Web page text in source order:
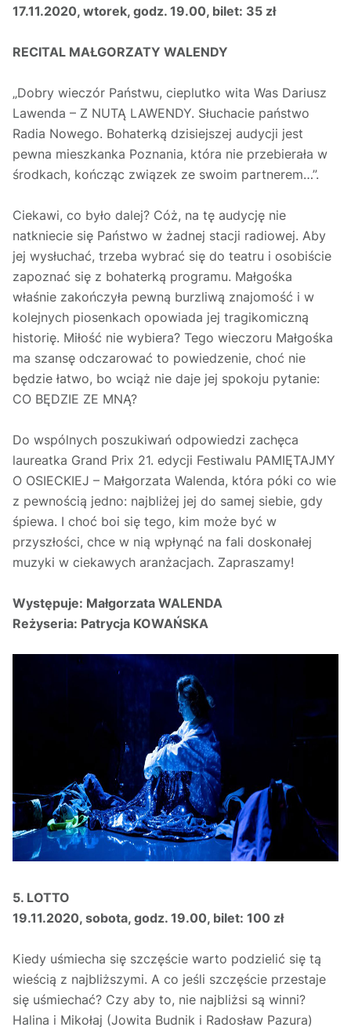
17.11.2020, wtorek, godz. 19.00, bilet: 35 zł
RECITAL MAŁGORZATY WALENDY
„Dobry wieczór Państwu, cieplutko wita Was Dariusz
Lawenda – Z NUTĄ LAWENDY. Słuchacie państwo
Radia Nowego. Bohaterką dzisiejszej audycji jest
pewna mieszkanka Poznania, która nie przebierała w
środkach, kończąc związek ze swoim partnerem…”.
Ciekawi, co było dalej? Cóż, na tę audycję nie
natkniecie się Państwo w żadnej stacji radiowej. Aby
jej wysłuchać, trzeba wybrać się do teatru i osobiście
zapoznać się z bohaterką programu. Małgośka
właśnie zakończyła pewną burzliwą znajomość i w
kolejnych piosenkach opowiada jej tragikomiczną
historię. Miłość nie wybiera? Tego wieczoru Małgośka
ma szansę odczarować to powiedzenie, choć nie
będzie łatwo, bo wciąż nie daje jej spokoju pytanie:
CO BĘDZIE ZE MNĄ?
Do wspólnych poszukiwań odpowiedzi zachęca
laureatka Grand Prix 21. edycji Festiwalu PAMIĘTAJMY
O OSIECKIEJ – Małgorzata Walenda, która póki co wie
z pewnością jedno: najbliżej jej do samej siebie, gdy
śpiewa. I choć boi się tego, kim może być w
przyszłości, chce w nią wpłynąć na fali doskonałej
muzyki w ciekawych aranżacjach. Zapraszamy!
Występuje: Małgorzata WALENDA
Reżyseria: Patrycja KOWAŃSKA
5. LOTTO
19.11.2020, sobota, godz. 19.00, bilet: 100 zł
Kiedy uśmiecha się szczęście warto podzielić się tą
wieścią z najbliższymi. A co jeśli szczęście przestaje
się uśmiechać? Czy aby to, nie najbliżsi są winni?
Halina i Mikołaj (Jowita Budnik i Radosław Pazura)